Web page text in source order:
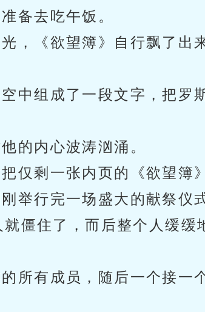
备去吃午饭。
，《欲望簿》自行飘了出
中组成了一段文字，把罗
的内心波涛汹涌。
仅剩一张内页的《欲望簿
举行完一场盛大的献祭仪
僵住了，而后整个人缓缓
所有成员，随后一个接一